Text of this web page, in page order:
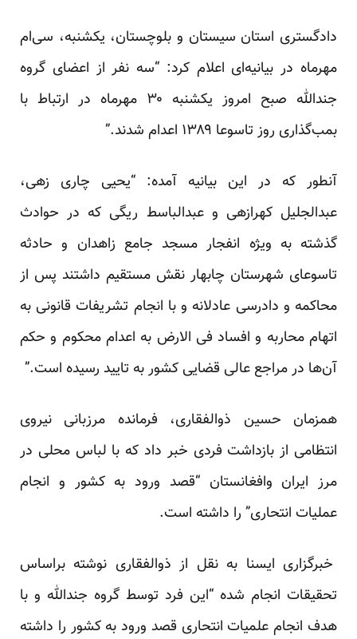
دادگستری استان سیستان و بلوچستان، یکشنبه، سی‌ام
مهرماه در بیانیه‌ای اعلام کرد: “سه نفر از اعضای گروه
جندالله صبح امروز یکشنبه ۳۰ مهرماه در ارتباط با
بمب‌گذاری روز تاسوعا ۱۳۸۹ اعدام شدند.”
آنطور که در این بیانیه آمده: “یحیی چاری زهی،
عبدالجلیل کهرازهی و عبدالباسط ریگی که در حوادث
گذشته به ویژه انفجار مسجد جامع زاهدان و حادثه
تاسوعای شهرستان چابهار نقش مستقیم داشتند پس از
محاکمه و دادرسی عادلانه و با انجام تشریفات قانونی به
اتهام محاربه و افساد فی الارض به اعدام محکوم و حکم
آن‌ها در مراجع عالی قضایی کشور به تایید رسیده است.”
‌همزمان حسین ذوالفقاری، فرمانده مرزبانی نیروی
انتظامی از بازداشت فردی خبر داد که با لباس محلی در
مرز ایران وافغانستان “قصد ورود به کشور و انجام
عملیات انتحاری” را داشته است.
خبرگزاری ایسنا به نقل از ذوالفقاری نوشته براساس
تحقیقات انجام شده “این فرد توسط گروه جندالله و با
هدف انجام علمیات انتحاری قصد ورود به کشور را داشته